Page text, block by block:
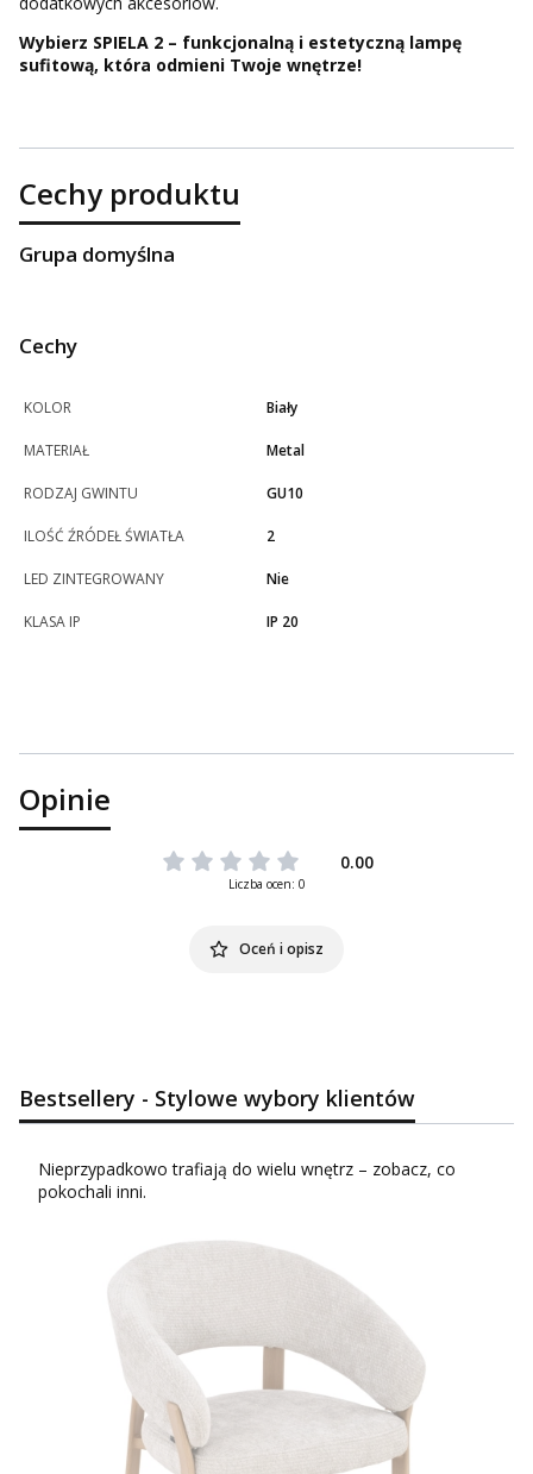
Wybierz SPIELA 2 – funkcjonalną i estetyczną lampę
sufitową, która odmieni Twoje wnętrze!
Cechy produktu
Grupa domyślna
Cechy
KOLOR Biały
MATERIAŁ Metal
RODZAJ GWINTU GU10
ILOŚĆ ŹRÓDEŁ ŚWIATŁA 2
LED ZINTEGROWANY Nie
KLASA IP IP 20
Opinie
0.00
Liczba ocen: 0
Oceń i opisz
Bestsellery - Stylowe wybory klientów
Nieprzypadkowo trafiają do wielu wnętrz – zobacz, co
pokochali inni.